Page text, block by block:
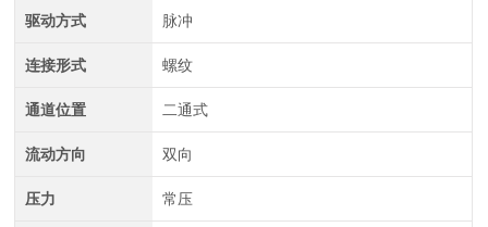
驱动方式 脉冲
连接形式 螺纹
通道位置 二通式
流动方向 双向
压力 常压